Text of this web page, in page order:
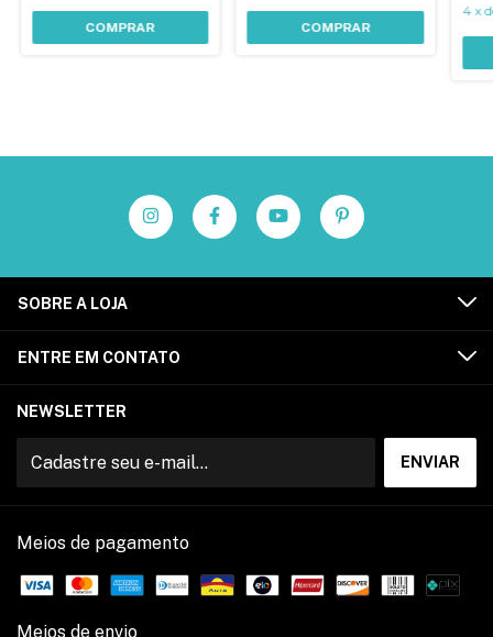
COMPRAR COMPRAR
4 x
SOBRE A LOJA
ENTRE EM CONTATO
NEWSLETTER
Meios de pagamento
Meios de envio